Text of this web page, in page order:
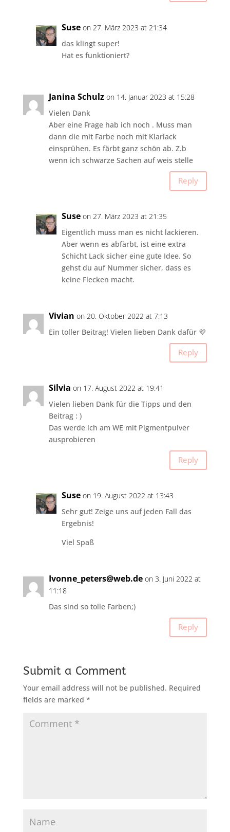
Suse on 27. März 2023 at 21:34
das klingt super!
Hat es funktioniert?
Janina Schulz on 14. Januar 2023 at 15:28
Vielen Dank
Aber eine Frage hab ich noch . Muss man
dann die mit Farbe noch mit Klarlack
einsprühen. Es färbt ganz schön ab. Z.b
wenn ich schwarze Sachen auf weis stelle
Reply
Suse on 27. März 2023 at 21:35
Eigentlich muss man es nicht lackieren.
Aber wenn es abfärbt, ist eine extra
Schicht Lack sicher eine gute Idee. So
gehst du auf Nummer sicher, dass es
keine Flecken macht.
Vivian on 20. Oktober 2022 at 7:13
Ein toller Beitrag! Vielen lieben Dank dafür 💜
Reply
Silvia on 17. August 2022 at 19:41
Vielen lieben Dank für die Tipps und den
Beitrag : )
Das werde ich am WE mit Pigmentpulver
ausprobieren
Reply
Suse on 19. August 2022 at 13:43
Sehr gut! Zeige uns auf jeden Fall das
Ergebnis!
Viel Spaß
Ivonne_peters@web.de on 3. Juni 2022 at
11:18
Das sind so tolle Farben;)
Reply
Submit a Comment
Your email address will not be published. Required
fields are marked *